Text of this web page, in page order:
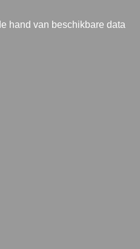
hand van beschikbare data